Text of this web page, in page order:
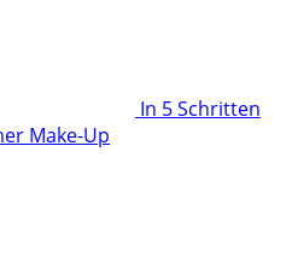
In 5 Schritten
Make-Up